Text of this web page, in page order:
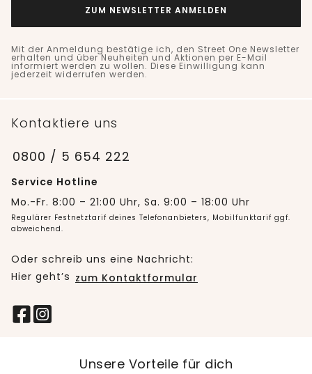
ZUM NEWSLETTER ANMELDEN
Mit der Anmeldung bestätige ich, den Street One Newsletter
erhalten und über Neuheiten und Aktionen per E-Mail
informiert werden zu wollen. Diese Einwilligung kann
jederzeit widerrufen werden.
Kontaktiere uns
0800 / 5 654 222
Service Hotline
Mo.-Fr. 8:00 – 21:00 Uhr, Sa. 9:00 – 18:00 Uhr
Regulärer Festnetztarif deines Telefonanbieters, Mobilfunktarif ggf.
abweichend.
Oder schreib uns eine Nachricht:
Hier geht’s zum Kontaktformular
Unsere Vorteile für dich